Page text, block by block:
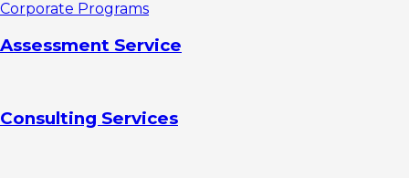
rencana bisnis
2. Pantau
Pastikan
Corporate Programs
Assessment Service
Consulting Services